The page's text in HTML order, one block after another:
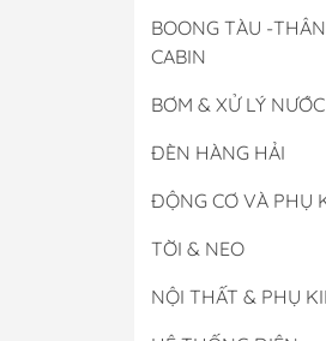
BOONG TÀU -
CABIN
BƠM & XỬ LÝ NƯỚC
ĐÈN HÀNG HẢI
ĐỘNG CƠ VÀ PHỤ
TỜI & NEO
NỘI THẤT & PHỤ